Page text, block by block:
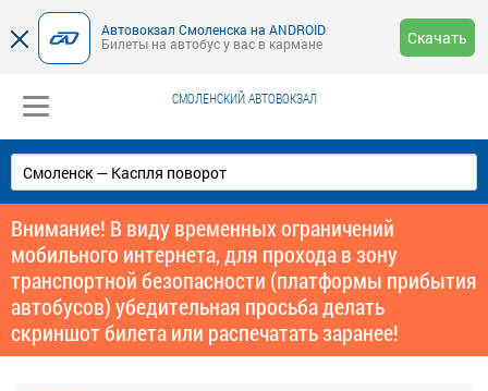
Автовокзал Смоленска на ANDROID
Билеты на автобус у вас в кармане
Скачать
СМОЛЕНСКИЙ АВТОВОКЗАЛ
Внимание! В виду временных ограничений
мобильного интернета, для прохода в зону
транспортной безопасности (платформы прибытия
автобусов) убедительная просьба делать
скриншот билета или распечатать заранее!